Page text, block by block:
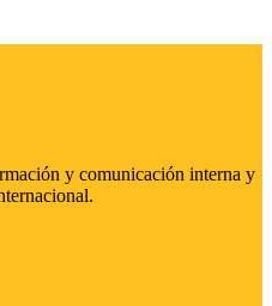
y comunicación interna y